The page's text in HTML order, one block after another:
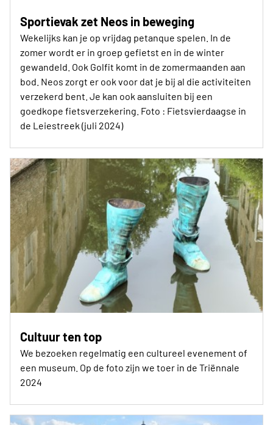
Sportievak zet Neos in beweging
Wekelijks kan je op vrijdag petanque spelen. In de
zomer wordt er in groep gefietst en in de winter
gewandeld. Ook Golfit komt in de zomermaanden aan
bod. Neos zorgt er ook voor dat je bij al die activiteiten
verzekerd bent. Je kan ook aansluiten bij een
goedkope fietsverzekering. Foto : Fietsvierdaagse in
de Leiestreek (juli 2024)
Cultuur ten top
We bezoeken regelmatig een cultureel evenement of
een museum. Op de foto zijn we toer in de Triënnale
2024